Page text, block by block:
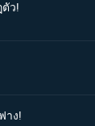
ว!
าง!